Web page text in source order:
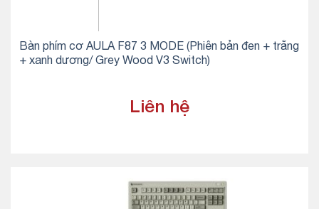
Bàn phím cơ AULA F87 3 MODE (Phiên bản đen + trắng
+ xanh dương/ Grey Wood V3 Switch)
Liên hệ